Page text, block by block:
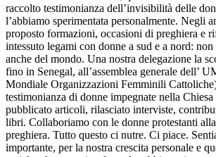
raccolto testimonianza dell’invisibilità delle
l’abbiamo sperimentata personalmente. Negli
proposto formazioni, occasioni di preghiera e
intessuto legami con donne a sud e a nord:
anche del mondo. Una nostra delegazione la
fino in Senegal, all’assemblea generale dell’
Mondiale Organizzazioni Femminili
testimonianza di donne impegnate nella
pubblicato articoli, rilasciato interviste,
libri. Collaboriamo con le donne protestanti
preghiera. Tutto questo ci nutre. Ci piace.
importante, per la nostra crescita personale e